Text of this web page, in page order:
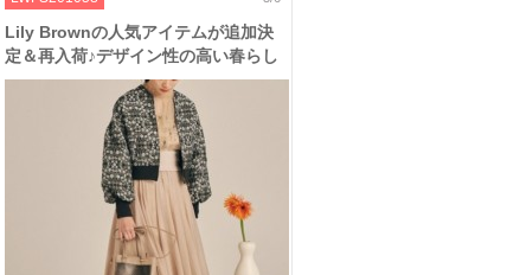
Lily Brownの人気アイテムが追加決
定＆再入荷♪デザイン性の高い春らし
いアイテム4選!!